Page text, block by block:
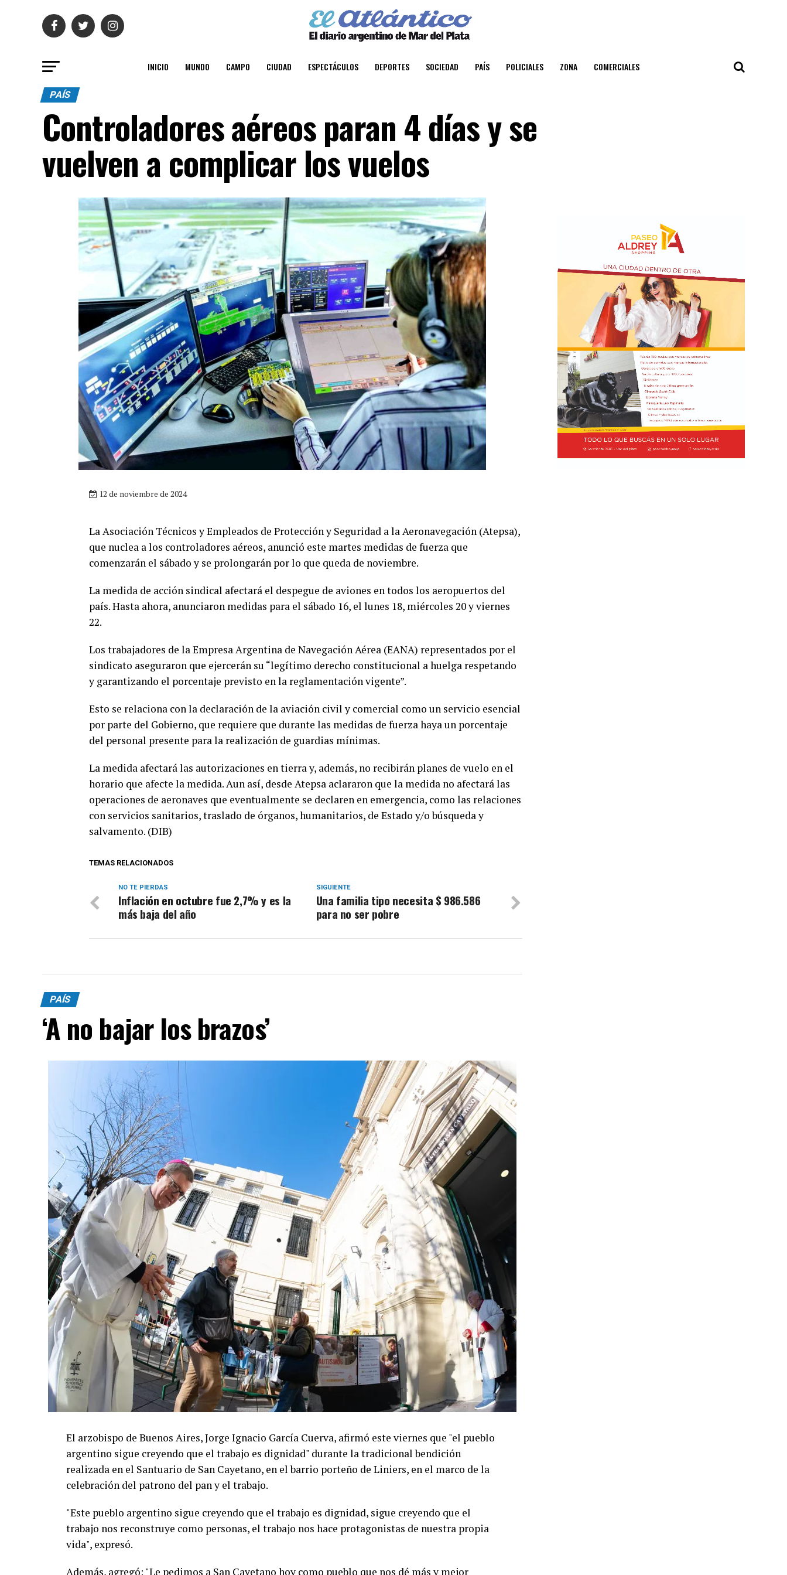
INICIO MUNDO CAMPO CIUDAD ESPECTÁCULOS DEPORTES SOCIEDAD PAÍS POLICIALES ZONA COMERCIALES
PAÍS
Controladores aéreos paran 4 días y se
vuelven a complicar los vuelos
12 de noviembre de 2024
La Asociación Técnicos y Empleados de Protección y Seguridad a la Aeronavegación (Atepsa),
que nuclea a los controladores aéreos, anunció este martes medidas de fuerza que
comenzarán el sábado y se prolongarán por lo que queda de noviembre.
La medida de acción sindical afectará el despegue de aviones en todos los aeropuertos del
país. Hasta ahora, anunciaron medidas para el sábado 16, el lunes 18, miércoles 20 y viernes
22.
Los trabajadores de la Empresa Argentina de Navegación Aérea (EANA) representados por el
sindicato aseguraron que ejercerán su “legítimo derecho constitucional a huelga respetando
y garantizando el porcentaje previsto en la reglamentación vigente”.
Esto se relaciona con la declaración de la aviación civil y comercial como un servicio esencial
por parte del Gobierno, que requiere que durante las medidas de fuerza haya un porcentaje
del personal presente para la realización de guardias mínimas.
La medida afectará las autorizaciones en tierra y, además, no recibirán planes de vuelo en el
horario que afecte la medida. Aun así, desde Atepsa aclararon que la medida no afectará las
operaciones de aeronaves que eventualmente se declaren en emergencia, como las relaciones
con servicios sanitarios, traslado de órganos, humanitarios, de Estado y/o búsqueda y
salvamento. (DIB)
TEMAS RELACIONADOS
SIGUIENTE
Una familia tipo necesita $ 986.586
para no ser pobre
NO TE PIERDAS
Inflación en octubre fue 2,7% y es la
más baja del año
PAÍS
‘A no bajar los brazos’
El arzobispo de Buenos Aires, Jorge Ignacio García Cuerva, afirmó este viernes que "el pueblo
argentino sigue creyendo que el trabajo es dignidad" durante la tradicional bendición
realizada en el Santuario de San Cayetano, en el barrio porteño de Liniers, en el marco de la
celebración del patrono del pan y el trabajo.
"Este pueblo argentino sigue creyendo que el trabajo es dignidad, sigue creyendo que el
trabajo nos reconstruye como personas, el trabajo nos hace protagonistas de nuestra propia
vida", expresó.
Además, agregó: "Le pedimos a San Cayetano hoy como pueblo que nos dé más y mejor